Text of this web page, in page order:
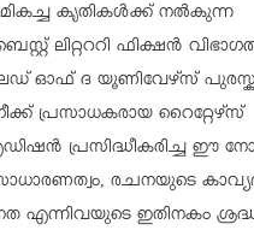
മികച്ച കൃതികൾക്ക് നൽകുന്ന
ലിറ്റററി ഫിക്ഷൻ
ഓഫ് ദ യൂണിവേഴ്സ്
പ്രസാധകരായ റൈറ്റേഴ്സ്
പ്രസിദ്ധീകരിച്ച ഈ
രചനയുടെ
എന്നിവയുടെ ഇതിനകം